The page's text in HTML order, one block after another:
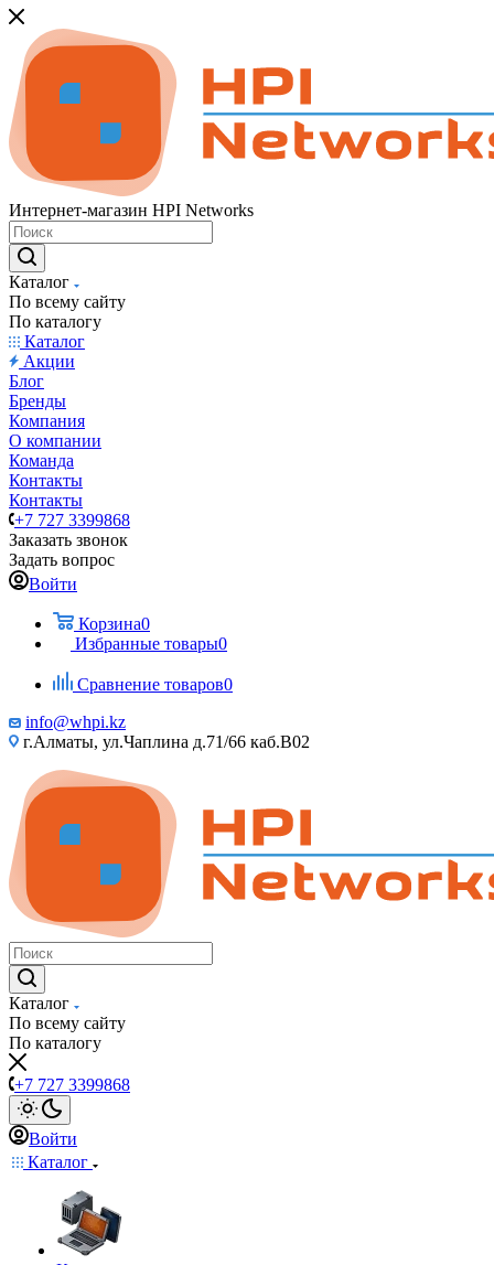
Интернет-магазин HPI Networks
Каталог
По всему сайту
По каталогу
Каталог
Акции
Блог
Бренды
Компания
О компании
Команда
Контакты
Контакты
+7 727 3399868
Заказать звонок
Задать вопрос
Войти
Корзина0
Избранные товары0
Сравнение товаров0
info@whpi.kz
г.Алматы, ул.Чаплина д.71/66 каб.B02
Каталог
По всему сайту
По каталогу
+7 727 3399868
Войти
Каталог